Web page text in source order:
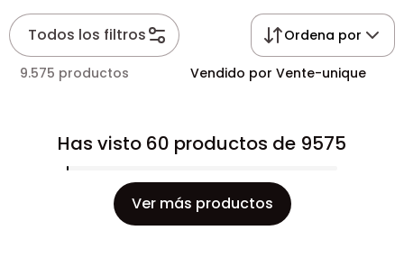
Todos los filtros Ordena por
9.575 productos Vendido por Vente-unique
Has visto 60 productos de 9575
Ver más productos